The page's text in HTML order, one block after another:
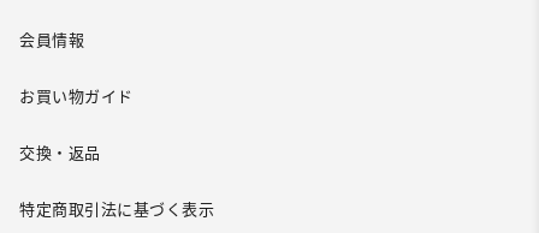
会員情報
お買い物ガイド
交換・返品
特定商取引法に基づく表示